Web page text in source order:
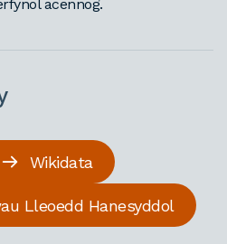
acennog.
Wikidata
Lleoedd Hanesyddol